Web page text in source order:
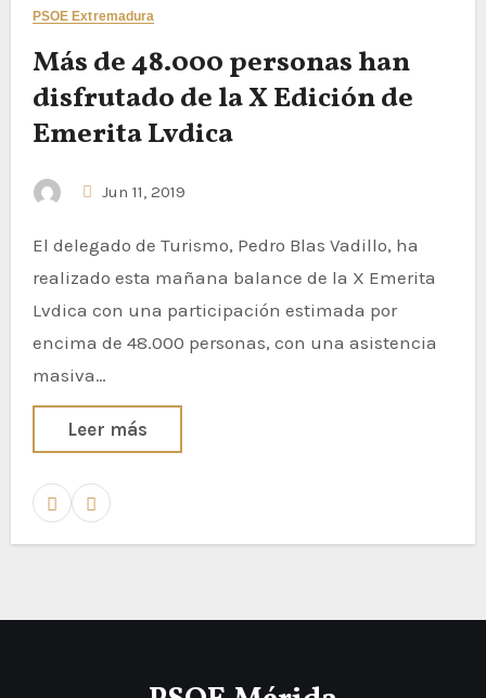
PSOE Extremadura
Más de 48.000 personas han
disfrutado de la X Edición de
Emerita Lvdica
Jun 11, 2019
El delegado de Turismo, Pedro Blas Vadillo, ha
realizado esta mañana balance de la X Emerita
Lvdica con una participación estimada por
encima de 48.000 personas, con una asistencia
masiva…
Leer más